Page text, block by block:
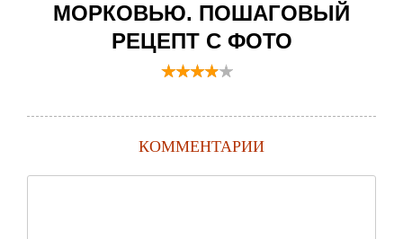
МОРКОВЬЮ. ПОШАГОВЫЙ
РЕЦЕПТ С ФОТО
КОММЕНТАРИИ